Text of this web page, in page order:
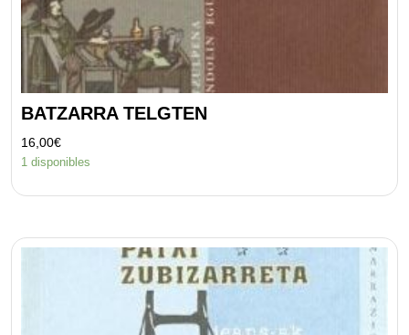
BATZARRA TELGTEN
16,00€
1 disponibles